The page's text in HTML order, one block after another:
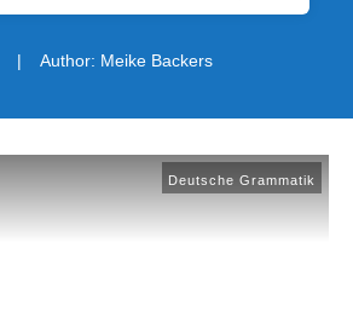
| Author: Meike Backers
Deutsche Grammatik